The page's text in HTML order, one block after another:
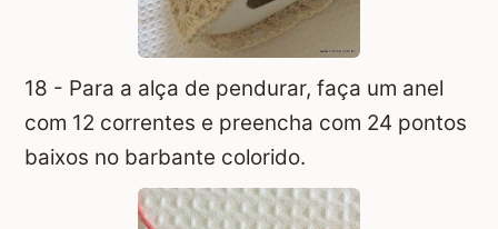
18 - Para a alça de pendurar, faça um anel
com 12 correntes e preencha com 24 pontos
baixos no barbante colorido.